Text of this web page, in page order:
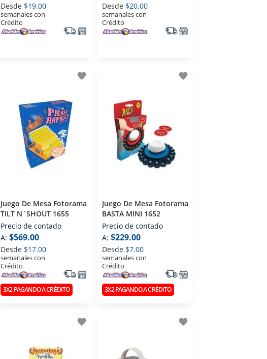
Desde $19.00
semanales con
Crédito
Desde $20.00
semanales con
Crédito
favorite
Juego De Mesa Fotorama
TILT N´SHOUT 1655
Precio de contado
A: $569.00
Desde $17.00
semanales con
Crédito
3X2 PAGANDO A CRÉDITO
favorite
Juego De Mesa Fotorama
BASTA MINI 1652
Precio de contado
A: $229.00
Desde $7.00
semanales con
Crédito
3X2 PAGANDO A CRÉDITO
favorite favorite